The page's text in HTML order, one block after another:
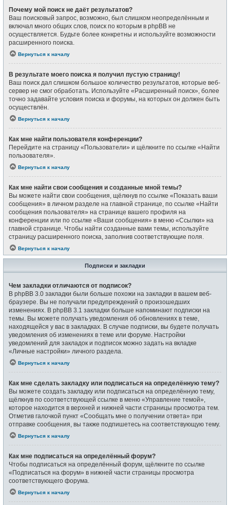
Почему мой поиск не даёт результатов?
Ваш поисковый запрос, возможно, был слишком неопределённым и
включал много общих слов, поиск по которым в phpBB не
осуществляется. Будьте более конкретны и используйте возможности
расширенного поиска.
Вернуться к началу
В результате моего поиска я получил пустую страницу!
Ваш поиск дал слишком большое количество результатов, которые веб-
сервер не смог обработать. Используйте «Расширенный поиск», более
точно задавайте условия поиска и форумы, на которых он должен быть
осуществлён.
Вернуться к началу
Как мне найти пользователя конференции?
Перейдите на страницу «Пользователи» и щёлкните по ссылке «Найти
пользователя».
Вернуться к началу
Как мне найти свои сообщения и созданные мной темы?
Вы можете найти свои сообщения, щёлкнув по ссылке «Показать ваши
сообщения» в личном разделе на главной странице, по ссылке «Найти
сообщения пользователя» на странице вашего профиля на
конференции или по ссылке «Ваши сообщения» в меню «Ссылки» на
главной странице. Чтобы найти созданные вами темы, используйте
страницу расширенного поиска, заполнив соответствующие поля.
Вернуться к началу
Подписки и закладки
Чем закладки отличаются от подписок?
В phpBB 3.0 закладки были больше похожи на закладки в вашем веб-
браузере. Вы не получали предупреждений о произошедших
изменениях. В phpBB 3.1 закладки больше напоминают подписки на
темы. Вы можете получать уведомления об обновлениях в теме,
находящейся у вас в закладках. В случае подписки, вы будете получать
уведомления об изменениях в теме или форуме. Настройки
уведомлений для закладок и подписок можно задать на вкладке
«Личные настройки» личного раздела.
Вернуться к началу
Как мне сделать закладку или подписаться на определённую тему?
Вы можете создать закладку или подписаться на определённую тему,
щёлкнув по соответствующей ссылке в меню «Управление темой»,
которое находится в верхней и нижней части страницы просмотра тем.
Отметив галочкой пункт «Сообщать мне о получении ответа» при
отправке сообщения, вы также подпишетесь на соответствующую тему.
Вернуться к началу
Как мне подписаться на определённый форум?
Чтобы подписаться на определённый форум, щёлкните по ссылке
«Подписаться на форум» в нижней части страницы просмотра
соответствующего форума.
Вернуться к началу